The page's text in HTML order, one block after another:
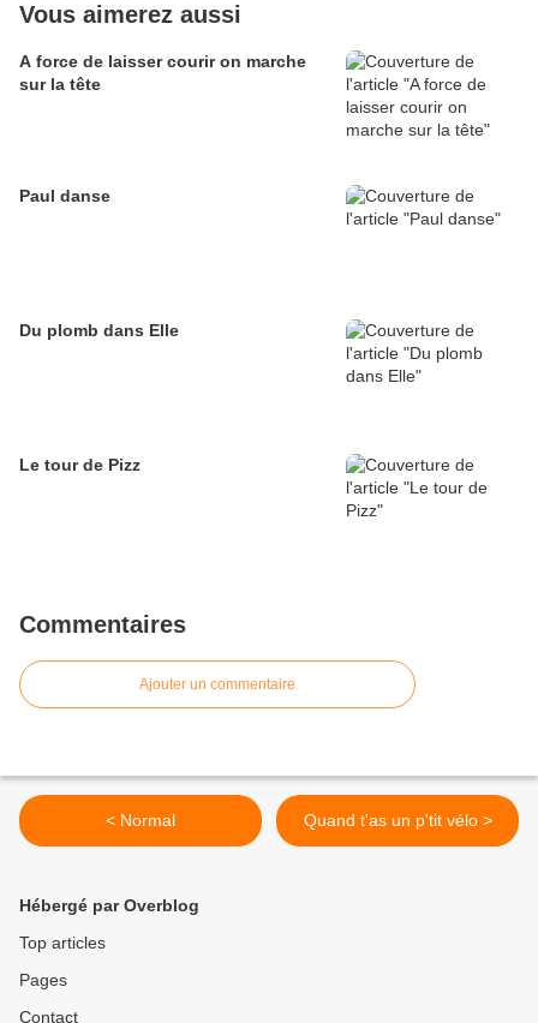
Vous aimerez aussi
A force de laisser courir on marche
sur la tête
Paul danse
Du plomb dans Elle
Le tour de Pizz
Commentaires
Ajouter un commentaire
< Normal Quand t'as un p'tit vélo >
Hébergé par Overblog
Top articles
Pages
Contact